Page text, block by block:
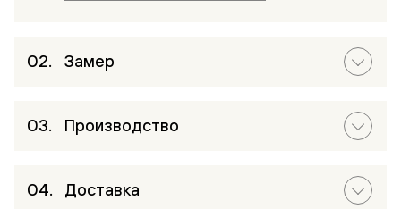
Замер
Производство
Доставка